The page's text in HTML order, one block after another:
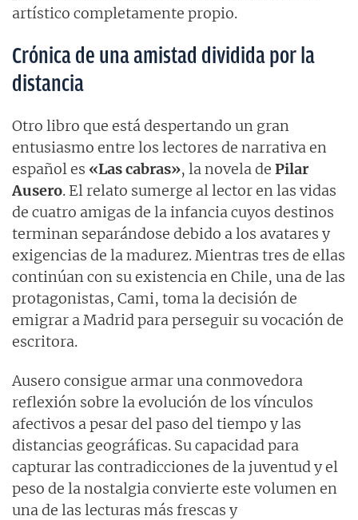
artístico completamente propio.
Crónica de una amistad dividida por la
distancia
Otro libro que está despertando un gran
entusiasmo entre los lectores de narrativa en
español es «Las cabras», la novela de Pilar
Ausero. El relato sumerge al lector en las vidas
de cuatro amigas de la infancia cuyos destinos
terminan separándose debido a los avatares y
exigencias de la madurez. Mientras tres de ellas
continúan con su existencia en Chile, una de las
protagonistas, Cami, toma la decisión de
emigrar a Madrid para perseguir su vocación de
escritora.
Ausero consigue armar una conmovedora
reflexión sobre la evolución de los vínculos
afectivos a pesar del paso del tiempo y las
distancias geográficas. Su capacidad para
capturar las contradicciones de la juventud y el
peso de la nostalgia convierte este volumen en
una de las lecturas más frescas y